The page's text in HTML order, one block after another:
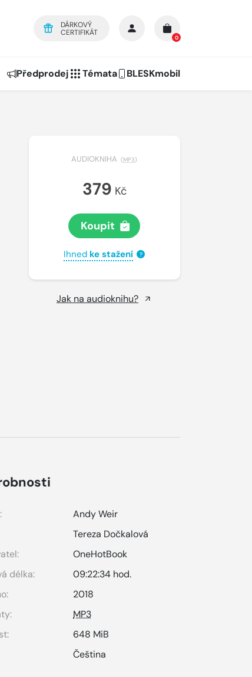
DÁRKOVÝ
CERTIFIKÁT
0
Předprodej Témata BLESKmobil
AUDIOKNIHA (MP3)
379 Kč
Koupit
Ihned ke stažení ?
Jak na audioknihu?
Andy Weir
Tereza Dočkalová
OneHotBook
délka:
09:22:34 hod.
2018
MP3
648 MiB
Čeština